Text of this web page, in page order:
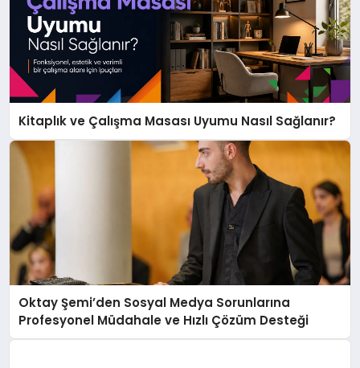
Kitaplık ve Çalışma Masası Uyumu Nasıl Sağlanır?
Oktay Şemi’den Sosyal Medya Sorunlarına
Profesyonel Müdahale ve Hızlı Çözüm Desteği